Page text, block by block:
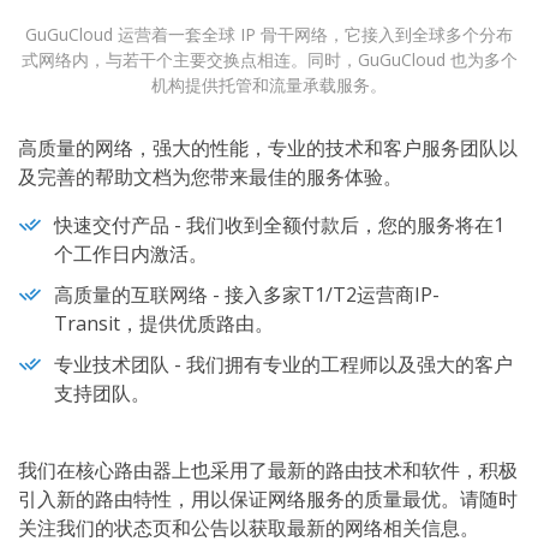
GuGuCloud 运营着一套全球 IP 骨干网络，它接入到全球多个分布
式网络内，与若干个主要交换点相连。同时，GuGuCloud 也为多个
机构提供托管和流量承载服务。
高质量的网络，强大的性能，专业的技术和客户服务团队以
及完善的帮助文档为您带来最佳的服务体验。
快速交付产品 - 我们收到全额付款后，您的服务将在1
个工作日内激活。
高质量的互联网络 - 接入多家T1/T2运营商IP-
Transit，提供优质路由。
专业技术团队 - 我们拥有专业的工程师以及强大的客户
支持团队。
我们在核心路由器上也采用了最新的路由技术和软件，积极
引入新的路由特性，用以保证网络服务的质量最优。请随时
关注我们的状态页和公告以获取最新的网络相关信息。